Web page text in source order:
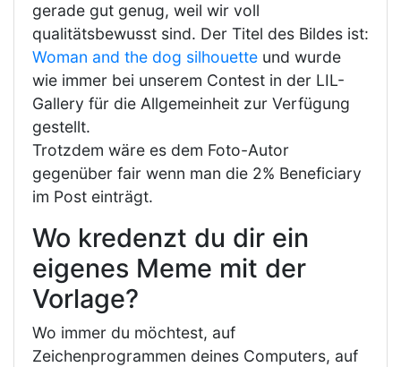
gerade gut genug, weil wir voll
qualitätsbewusst sind. Der Titel des Bildes ist:
Woman and the dog silhouette und wurde
wie immer bei unserem Contest in der LIL-
Gallery für die Allgemeinheit zur Verfügung
gestellt.
Trotzdem wäre es dem Foto-Autor
gegenüber fair wenn man die 2% Beneficiary
im Post einträgt.
Wo kredenzt du dir ein
eigenes Meme mit der
Vorlage?
Wo immer du möchtest, auf
Zeichenprogrammen deines Computers, auf